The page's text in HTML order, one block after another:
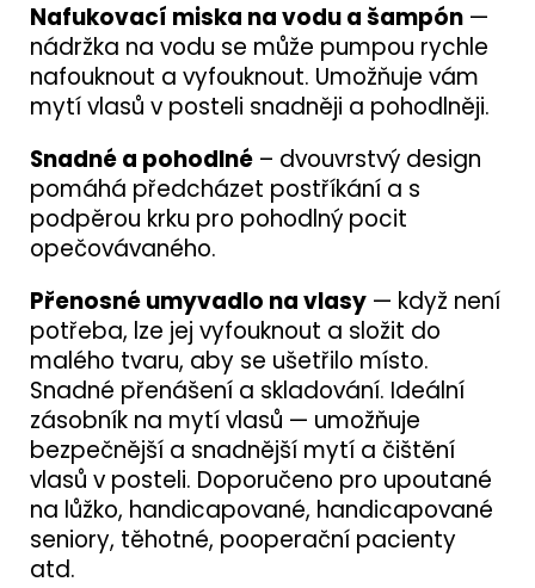
Nafukovací miska na vodu a šampón —
nádržka na vodu se může pumpou rychle
nafouknout a vyfouknout. Umožňuje vám
mytí vlasů v posteli snadněji a pohodlněji.
Snadné a pohodlné – dvouvrstvý design
pomáhá předcházet postříkání a s
podpěrou krku pro pohodlný pocit
opečovávaného.
Přenosné umyvadlo na vlasy — když není
potřeba, lze jej vyfouknout a složit do
malého tvaru, aby se ušetřilo místo.
Snadné přenášení a skladování. Ideální
zásobník na mytí vlasů — umožňuje
bezpečnější a snadnější mytí a čištění
vlasů v posteli. Doporučeno pro upoutané
na lůžko, handicapované, handicapované
seniory, těhotné, pooperační pacienty
atd.